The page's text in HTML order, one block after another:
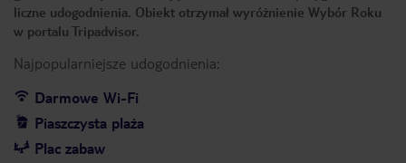
liczne udogodnienia. Obiekt otrzymał wyróżnienie Wybór Roku
w portalu Tripadvisor.
Najpopularniejsze udogodnienia:
Darmowe Wi-Fi
Piaszczysta plaża
Plac zabaw